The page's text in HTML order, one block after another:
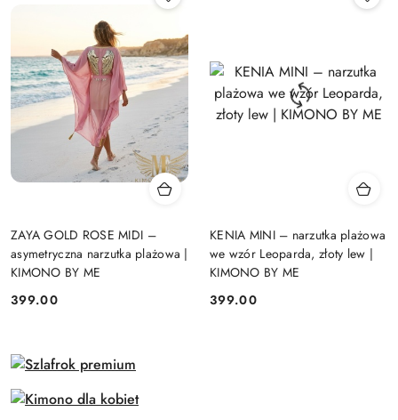
ZAYA GOLD ROSE MIDI –
asymetryczna narzutka plażowa |
KIMONO BY ME
Cena:
399.00
KENIA MINI – narzutka plażowa
we wzór Leoparda, złoty lew |
KIMONO BY ME
Cena:
399.00